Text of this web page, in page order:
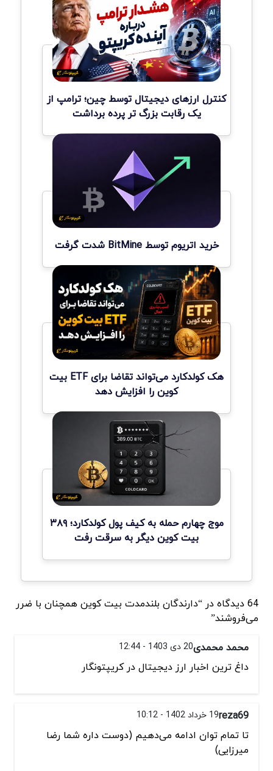
کنترل ارزهای دیجیتال توسط چین؛ ترامپ از
یک رقابت بزرگ تر پرده برداشت
خرید اتریوم توسط BitMine شدت گرفت
هک کولدکارد می‌تواند تقاضا برای ETF بیت
کوین را افزایش دهد
موج چهارم حمله به کیف پول کولدکارد؛ ۳۸۹
بیت کوین دیگر به سرقت رفت
64 دیدگاه در “دارندگان بلندمدت بیت کوین همچنان با ضرر
می‌فروشند”
محمد محمدی20 دی 1403 - 12:44
داغ ترین اخبار ارز دیجیتال در کریپتونگار
reza6919 خرداد 1402 - 10:12
تا تمام توان ادامه می‌دهیم (دوست داره شما رضا
میرزایی)